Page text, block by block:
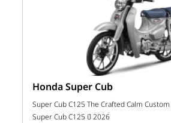
Honda Super Cub
Super Cub C125 ปี 2026